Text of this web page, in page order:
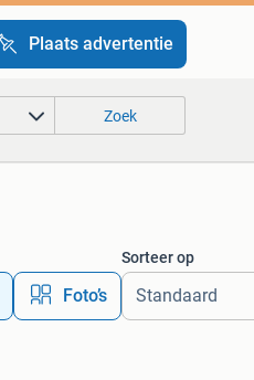
Plaats advertentie
Zoek
Foto’s
Sorteer op